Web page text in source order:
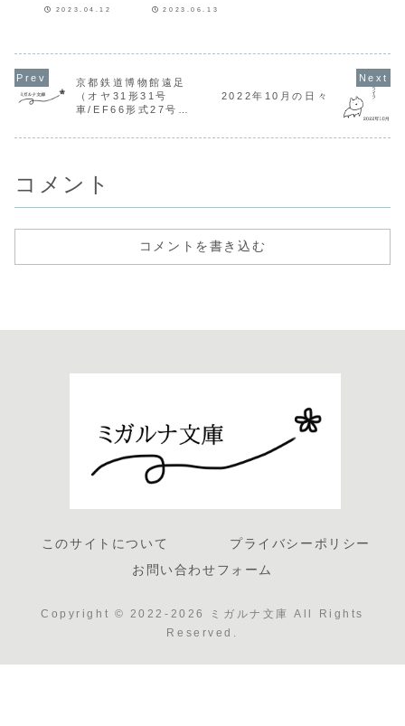
めちゃくちゃ暑
る。予約できます
ように…金曜日だ
から厳しいか
な…。お昼、電話
2023.04.12
ので、今朝も昨日
は1日おきに飲も
うかなと思ってい
る…。月水金は禁
2023.06.13
京都鉄道博物館遠足
（オヤ31形31号
車/EF66形式27号機
2022年10月の日々
コメント
コメントを書き込む
このサイトについて
プライバシーポリシー
お問い合わせフォーム
Copyright © 2022-2026 ミガルナ文庫 All Rights
Reserved.